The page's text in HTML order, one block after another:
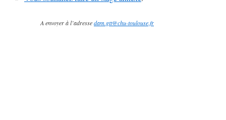
A envoyer à l’adressedam.gtt@chu-toulouse.fr